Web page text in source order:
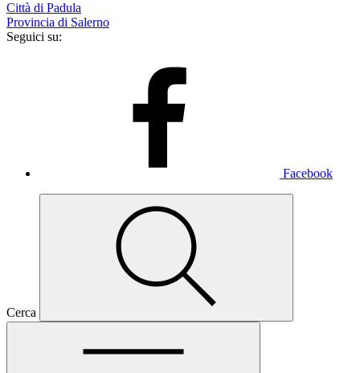
Città di Padula
Provincia di Salerno
Seguici su:
Facebook
Cerca